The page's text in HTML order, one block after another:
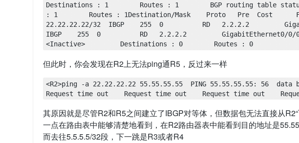
Destinations : 1        Routes : 1        BGP routing table
: 1        Routes : 1Destination/Mask    Proto   Pre  Cost
22.22.22.22/32  IBGP    255  0          RD   2.2.2.2
IBGP    255  0          RD   2.2.2.2         GigabitEthernet0/0/
<Inactive>         Destinations : 0        Routes : 0
但此时，你会发现在R2上无法ping通R5，反过来一样
<R2>ping -a 22.22.22.22 55.55.55.55  PING 55.55.55.55: 56  data
Request time out    Request time out    Request time out
其原因就是尽管R2和R5之间建立了IBGP对等体，但数据包无法直接从
一点在路由表中能够清楚地看到，在R2路由器表中能看到目的地址是
而去往5.5.5.5/32段，下一跳是R3或者R4